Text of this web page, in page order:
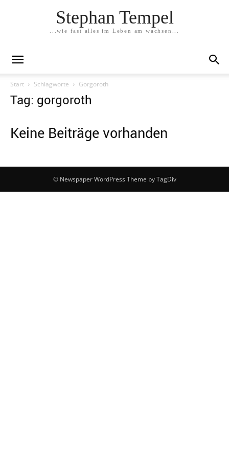
Stephan Tempel
...wie fast alles im Leben am wachsen...
Start Schlagworte Gorgoroth
Tag: gorgoroth
Keine Beiträge vorhanden
© Newspaper WordPress Theme by TagDiv